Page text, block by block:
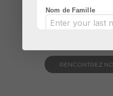
Entre des mains
RENCONTREZ